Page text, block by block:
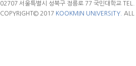
02707 서울특별시 성북구 정릉로 77 국민대학교
COPYRIGHT© 2017 KOOKMIN UNIVERSITY. ALL